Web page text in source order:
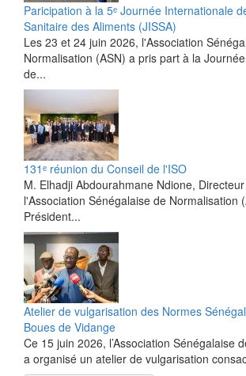
Paricipation à la 5ᵉ Journée Internationale
Sanitaire des Aliments (JISSA)
‎Les 23 et 24 juin 2026, l'Association
Normalisation (ASN) a pris part à la
de...
131ᵉ réunion du Conseil de l'ISO
M. Elhadji Abdourahmane Ndione,
l'Association Sénégalaise de Normalisation
Président...
Atelier de vulgarisation des Normes
Boues de Vidange
Ce 15 juin 2026, l’Association Sénégalaise
a organisé un atelier de vulgarisation